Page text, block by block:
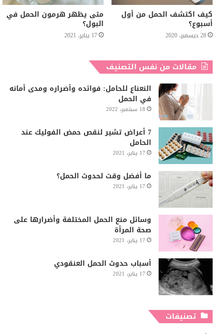
كيف اكتشف الحمل من أول
أسبوع؟
28 ديسمبر، 2020
متى يظهر هرمون الحمل في
البول؟
17 يناير، 2021
مقالات من نفس التصنيف
النعناع للحامل: فوائده وأضراره ومدى أمانه
في الحمل
18 سبتمبر، 2022
7 أعراض تشير لنقص حمض الفوليك عند
الحامل
17 يناير، 2021
ما أفضل وقت لحدوث الحمل؟
17 يناير، 2021
وسائل منع الحمل المختلفة وأضرارها على
صحة المرأة
17 يناير، 2021
أسباب حدوث الحمل العنقودي
17 يناير، 2021
تصنيفات